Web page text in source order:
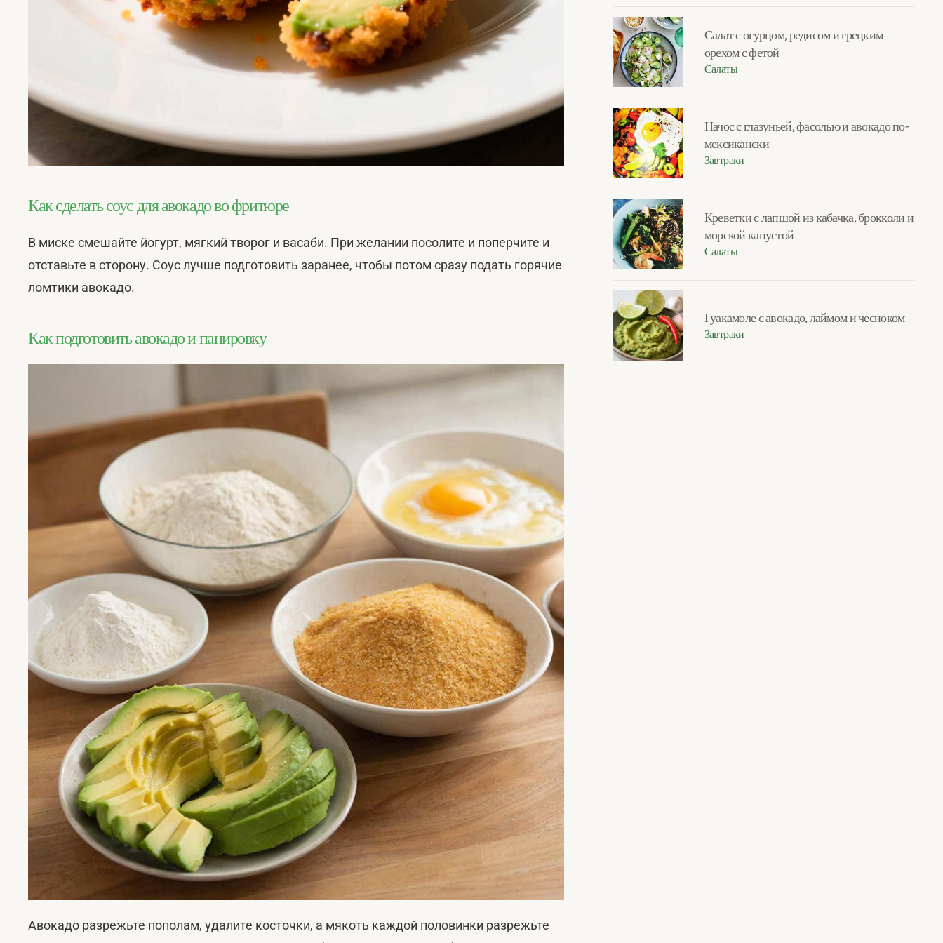
Салат с огурцом, редисом и грецким
орехом с фетой
Салаты
Начос с глазуньей, фасолью и авокадо по-
мексикански
Завтраки
Креветки с лапшой из кабачка, брокколи и
морской капустой
Салаты
Гуакамоле с авокадо, лаймом и чесноком
Завтраки
Как сделать соус для авокадо во фритюре
В миске смешайте йогурт, мягкий творог и васаби. При желании посолите и поперчите и
отставьте в сторону. Соус лучше подготовить заранее, чтобы потом сразу подать горячие
ломтики авокадо.
Как подготовить авокадо и панировку
Авокадо разрежьте пополам, удалите косточки, а мякоть каждой половинки разрежьте